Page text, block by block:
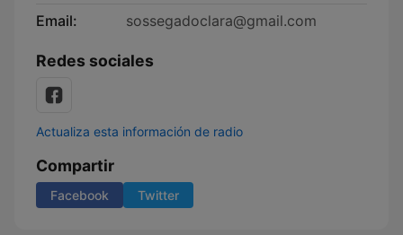
Email:
sossegadoclara@gmail.com
Redes sociales
Actualiza esta información de radio
Compartir
Facebook Twitter